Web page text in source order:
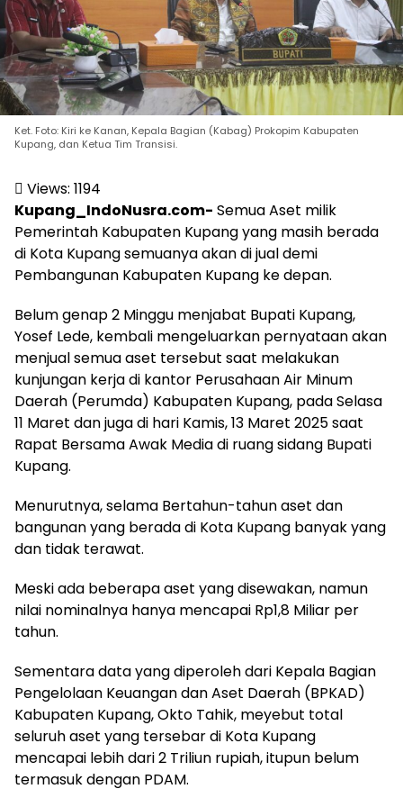
Ket. Foto: Kiri ke Kanan, Kepala Bagian (Kabag) Prokopim Kabupaten
Kupang, dan Ketua Tim Transisi.
Views: 1194
Kupang_IndoNusra.com- Semua Aset milik
Pemerintah Kabupaten Kupang yang masih berada
di Kota Kupang semuanya akan di jual demi
Pembangunan Kabupaten Kupang ke depan.
Belum genap 2 Minggu menjabat Bupati Kupang,
Yosef Lede, kembali mengeluarkan pernyataan akan
menjual semua aset tersebut saat melakukan
kunjungan kerja di kantor Perusahaan Air Minum
Daerah (Perumda) Kabupaten Kupang, pada Selasa
11 Maret dan juga di hari Kamis, 13 Maret 2025 saat
Rapat Bersama Awak Media di ruang sidang Bupati
Kupang.
Menurutnya, selama Bertahun-tahun aset dan
bangunan yang berada di Kota Kupang banyak yang
dan tidak terawat.
Meski ada beberapa aset yang disewakan, namun
nilai nominalnya hanya mencapai Rp1,8 Miliar per
tahun.
Sementara data yang diperoleh dari Kepala Bagian
Pengelolaan Keuangan dan Aset Daerah (BPKAD)
Kabupaten Kupang, Okto Tahik, meyebut total
seluruh aset yang tersebar di Kota Kupang
mencapai lebih dari 2 Triliun rupiah, itupun belum
termasuk dengan PDAM.